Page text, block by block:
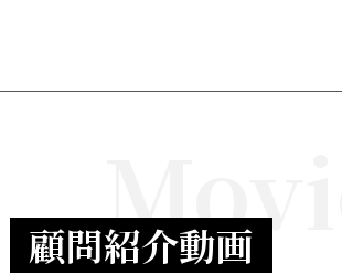
顧問紹介動画